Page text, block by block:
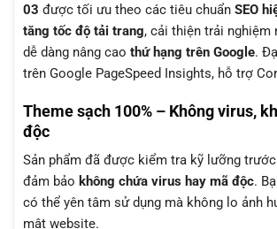
03 được tối ưu theo các tiêu chuẩn SEO
tăng tốc độ tải trang, cải thiện trải nghiệm
dễ dàng nâng cao thứ hạng trên Google.
trên Google PageSpeed Insights, hỗ trợ
Theme sạch 100% – Không virus,
độc
Sản phẩm đã được kiểm tra kỹ lưỡng
đảm bảo không chứa virus hay mã độc.
có thể yên tâm sử dụng mà không lo ảnh
mật website.